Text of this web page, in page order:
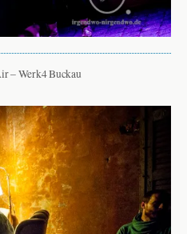
– Werk4 Buckau